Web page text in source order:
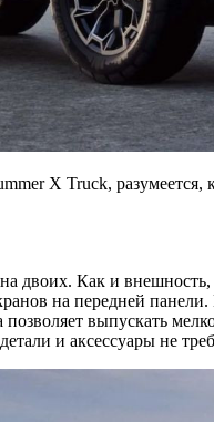
X Truck,
двоих. Как и
на передней
выпускать
и аксессуары не